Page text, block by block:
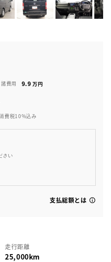
諸費用 9.9
費税10%込み
さい
支払総額とは
走行距離
25,000km